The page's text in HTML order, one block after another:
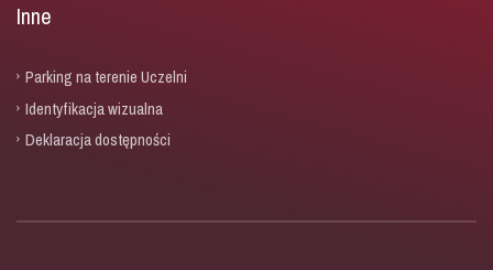
Inne
Parking na terenie Uczelni
Identyfikacja wizualna
Deklaracja dostępności